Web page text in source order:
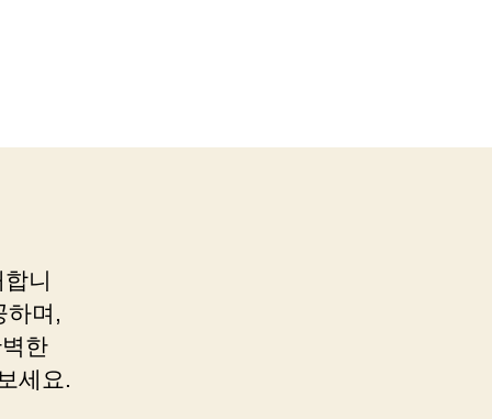
니
하며,
한
세요.